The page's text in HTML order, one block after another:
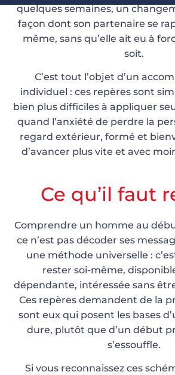
quelques semaines, un
façon dont son partenaire se
même, sans qu’elle ait eu à
soit.
C’est tout l’objet d’un
individuel : ces repères sont
bien plus difficiles à appliquer
quand l’anxiété de perdre la
regard extérieur, formé et
d’avancer plus vite et avec
Ce qu’il faut
Comprendre un homme au
ce n’est pas décoder ses
une méthode universelle :
rester soi-même,
dépendante, intéressée sans
Ces repères demandent de la
sont eux qui posent les bases
dure, plutôt que d’un début
s’essouffle.
Si vous reconnaissez ces